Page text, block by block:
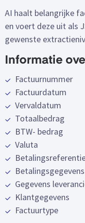
AI haalt belangrijke
en voert deze uit als
gewenste
Informatie
Factuurnummer
Factuurdatum
Vervaldatum
Totaalbedrag
BTW- bedrag
Valuta
Betalingsgegevens
Gegevens
Klantgegevens
Factuurtype